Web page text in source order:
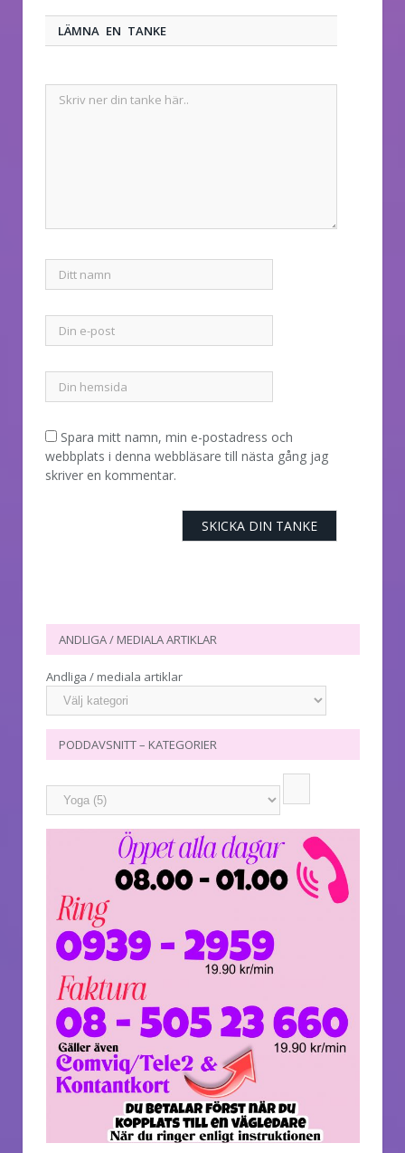
LÄMNA EN TANKE
Spara mitt namn, min e-postadress och
webbplats i denna webbläsare till nästa gång jag
skriver en kommentar.
ANDLIGA / MEDIALA ARTIKLAR
Andliga / mediala artiklar
PODDAVSNITT – KATEGORIER